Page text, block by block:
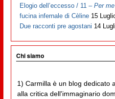
Elogio dell’eccesso / 11 –Per
fucina infernale di Cèline 15
Due racconti pre agostani 14
Chi siamo
1) Carmilla è un blog dedicato
alla critica dell'immaginario